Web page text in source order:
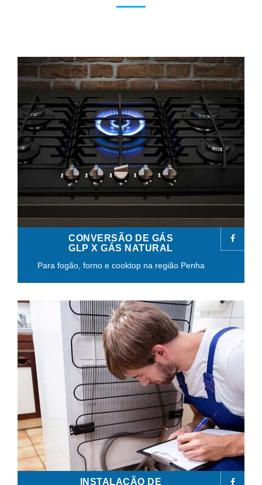
CONVERSÃO DE GÁS
GLP X GÁS NATURAL
Para fogão, forno e cooktop na região Penha
INSTALAÇÃO DE